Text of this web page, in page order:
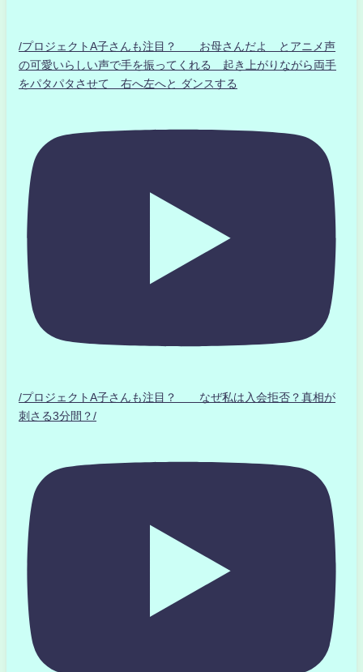
/プロジェクトA子さんも注目？ お母さんだよ とアニメ声
の可愛いらしい声で手を振ってくれる 起き上がりながら両手
をパタパタさせて 右へ左へと ダンスする
/プロジェクトA子さんも注目？ なぜ私は入会拒否？真相が
刺さる3分間？/